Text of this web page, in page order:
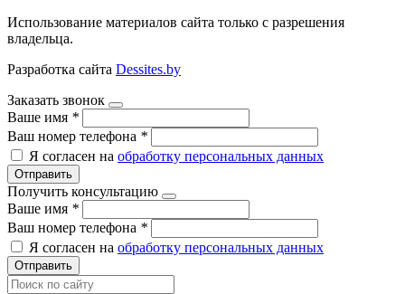
Использование материалов сайта только с разрешения
владельца.
Разработка сайта Dessites.by
Заказать звонок
Ваше имя *
Ваш номер телефона *
Я согласен на обработку персональных данных
Отправить
Получить консультацию
Ваше имя *
Ваш номер телефона *
Я согласен на обработку персональных данных
Отправить